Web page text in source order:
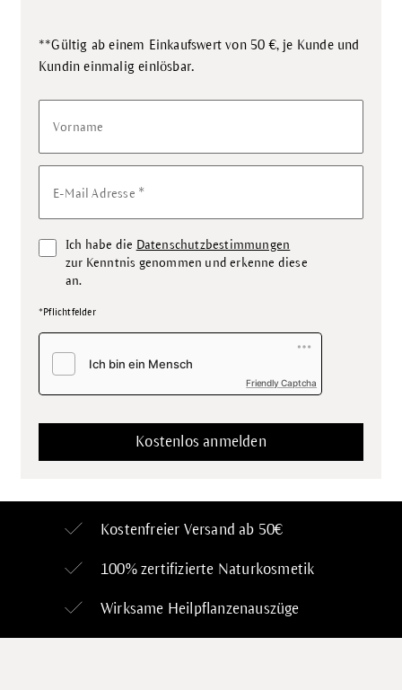
**Gültig ab einem Einkaufswert von 50 €, je Kunde und
Kundin einmalig einlösbar.
Vorname
E-Mail Adresse *
Ich habe die Datenschutzbestimmungen
zur Kenntnis genommen und erkenne diese
an.
*Pflichtfelder
Friendly Captcha
Kostenfreier Versand ab 50€
100% zertifizierte Naturkosmetik
Wirksame Heilpflanzenauszüge